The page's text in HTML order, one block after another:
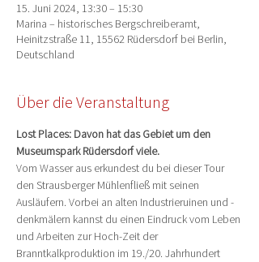
15. Juni 2024, 13:30 – 15:30
Marina – historisches Bergschreiberamt,
Heinitzstraße 11, 15562 Rüdersdorf bei Berlin,
Deutschland
Über die Veranstaltung
Lost Places: Davon hat das Gebiet um den
Museumspark Rüdersdorf viele.
Vom Wasser aus erkundest du bei dieser Tour
den Strausberger Mühlenfließ mit seinen
Ausläufern. Vorbei an alten Industrieruinen und -
denkmälern kannst du einen Eindruck vom Leben
und Arbeiten zur Hoch-Zeit der
Branntkalkproduktion im 19./20. Jahrhundert